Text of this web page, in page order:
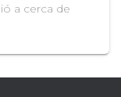
a cerca de